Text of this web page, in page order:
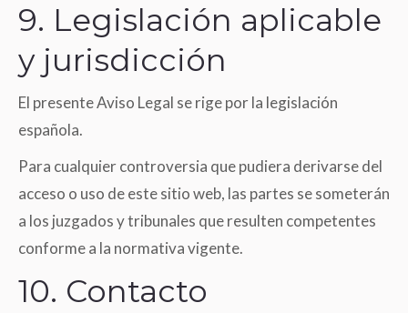
9. Legislación aplicable
y jurisdicción
El presente Aviso Legal se rige por la legislación
española.
Para cualquier controversia que pudiera derivarse del
acceso o uso de este sitio web, las partes se someterán
a los juzgados y tribunales que resulten competentes
conforme a la normativa vigente.
10. Contacto